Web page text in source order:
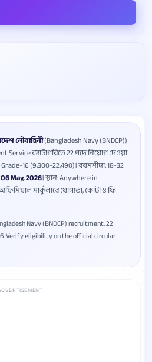
নৌবাহিনী(Bangladesh Navy (BNDCP))
Service ক্যাটাগরিতে 22 পদে নিয়োগ দেওয়া
16 (9,300-22,490)। বয়সসীমা: 18-32
06 May, 2026। স্থান: Anywhere in
সার্কুলারে যোগ্যতা, কোটা ও ফি
Navy (BNDCP) recruitment, 22
Verify eligibility on the official circular